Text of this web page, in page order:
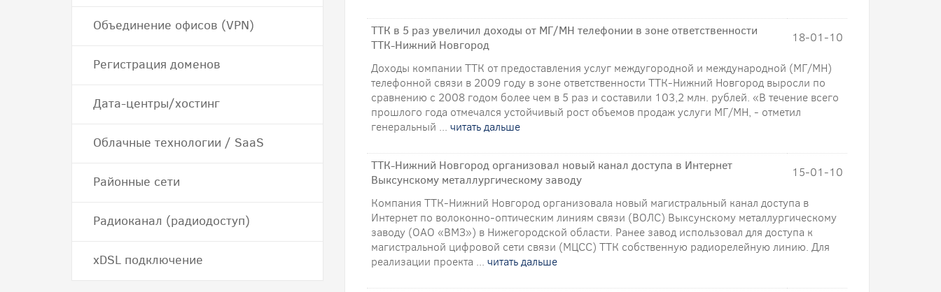
ТТК в 5 раз увеличил доходы от МГ/МН телефонии в зоне ответственности
ТТК-Нижний Новгород
18-01-10
Доходы компании ТТК от предоставления услуг междугородной и международной (МГ/МН)
телефонной связи в 2009 году в зоне ответственности ТТК-Нижний Новгород выросли по
сравнению с 2008 годом более чем в 5 раз и составили 103,2 млн. рублей. «В течение всего
прошлого года отмечался устойчивый рост объемов продаж услуги МГ/МН, - отметил
генеральный ... читать дальше
ТТК-Нижний Новгород организовал новый канал доступа в Интернет
Выксунскому металлургическому заводу
15-01-10
Компания ТТК-Нижний Новгород организовала новый магистральный канал доступа в
Интернет по волоконно-оптическим линиям связи (ВОЛС) Выксунскому металлургическому
заводу (ОАО «ВМЗ») в Нижегородской области. Ранее завод использовал для доступа к
магистральной цифровой сети связи (МЦСС) ТТК собственную радиорелейную линию. Для
реализации проекта ... читать дальше
Объединение офисов (VPN)
Регистрация доменов
Дата-центры/хостинг
Облачные технологии / SaaS
Районные сети
Радиоканал (радиодоступ)
хDSL подключение